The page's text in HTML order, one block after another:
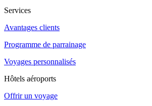
Services
Avantages clients
Programme de parrainage
Voyages personnalisés
Hôtels aéroports
Offrir un voyage